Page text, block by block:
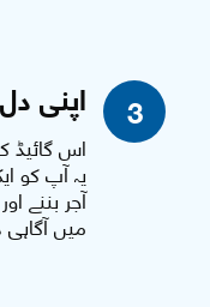
3 اپنی
اس گائیڈ
یہ آپ کو
آجر بننے
میں